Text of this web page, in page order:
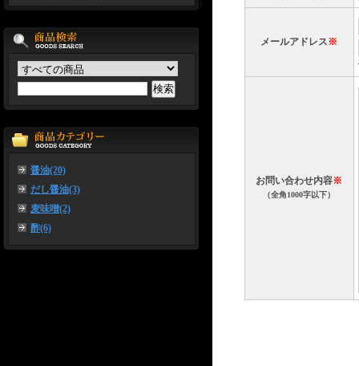
醤油(20)
だし醤油(3)
麦味噌(2)
酢(6)
メールアドレス※
お問い合わせ内容※
（全角1000字以下）